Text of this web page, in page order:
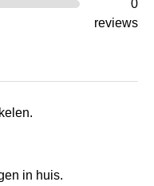
0
reviews
in huis.